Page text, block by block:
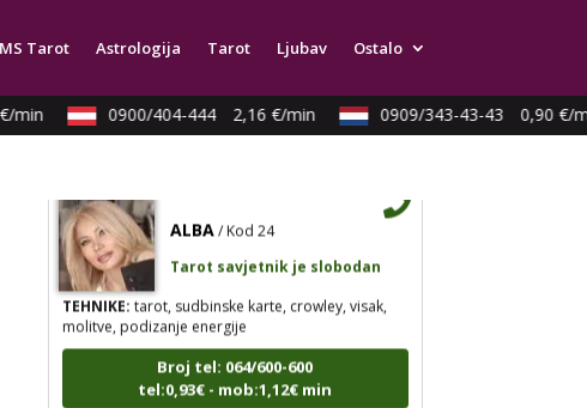
Tarot Astrologija Tarot Ljubav Ostalo
min 0900/404-444 2,16 €/min 0909/343-43-43 0,90 €/
izrada runskih amajlija
tel:0,93€ - mob:1,12€ min
ALBA
/ Kod 24
Tarot savjetnik je slobodan
TEHNIKE:tarot, sudbinske karte, crowley, visak,
molitve, podizanje energije
Broj tel: 064/600-600
tel:0,93€ - mob:1,12€ min